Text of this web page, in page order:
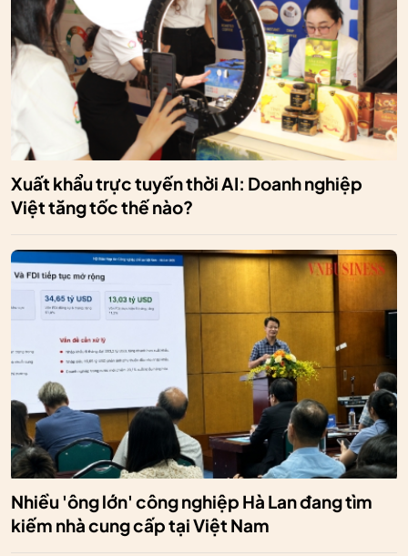
Xuất khẩu trực tuyến thời AI: Doanh nghiệp
Việt tăng tốc thế nào?
Nhiều 'ông lớn' công nghiệp Hà Lan đang tìm
kiếm nhà cung cấp tại Việt Nam